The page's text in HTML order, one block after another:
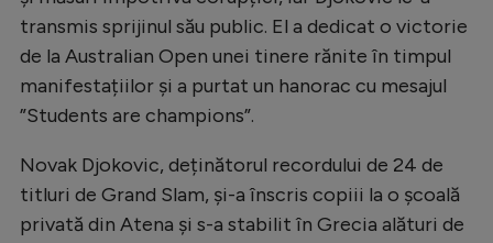
transmis sprijinul său public. El a dedicat o victorie
de la Australian Open unei tinere rănite în timpul
manifestațiilor și a purtat un hanorac cu mesajul
”Students are champions”.
Novak Djokovic, deținătorul recordului de 24 de
titluri de Grand Slam, și-a înscris copiii la o școală
privată din Atena și s-a stabilit în Grecia alături de